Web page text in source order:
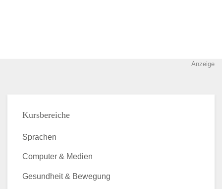
Anzeige
Kursbereiche
Sprachen
Computer & Medien
Gesundheit & Bewegung